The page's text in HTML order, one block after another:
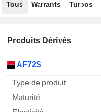
Tous Warrants Turbos
Produits Dérivés
Mnemo Type produit
AF72S